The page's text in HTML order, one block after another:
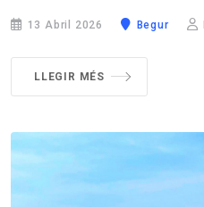
13 Abril 2026 Begur
LLEGIR MÉS